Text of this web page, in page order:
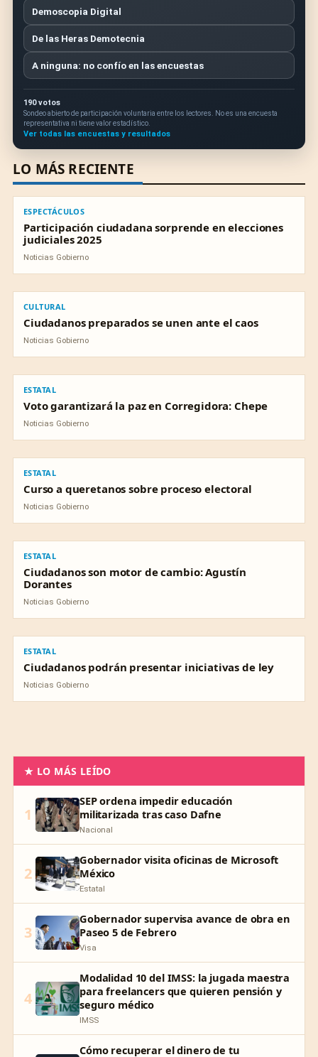
Demoscopia Digital
De las Heras Demotecnia
A ninguna: no confío en las encuestas
190 votos
Sondeo abierto de participación voluntaria entre los lectores. No es una encuesta
representativa ni tiene valor estadístico.
Ver todas las encuestas y resultados
LO MÁS RECIENTE
ESPECTÁCULOS
Participación ciudadana sorprende en elecciones
judiciales 2025
Noticias Gobierno
CULTURAL
Ciudadanos preparados se unen ante el caos
Noticias Gobierno
ESTATAL
Voto garantizará la paz en Corregidora: Chepe
Noticias Gobierno
ESTATAL
Curso a queretanos sobre proceso electoral
Noticias Gobierno
ESTATAL
Ciudadanos son motor de cambio: Agustín
Dorantes
Noticias Gobierno
ESTATAL
Ciudadanos podrán presentar iniciativas de ley
Noticias Gobierno
★ LO MÁS LEÍDO
1
SEP ordena impedir educación
militarizada tras caso Dafne
Nacional
2
Gobernador visita oficinas de Microsoft
México
Estatal
3
Gobernador supervisa avance de obra en
Paseo 5 de Febrero
Visa
4
Modalidad 10 del IMSS: la jugada maestra
para freelancers que quieren pensión y
seguro médico
IMSS
Cómo recuperar el dinero de tu